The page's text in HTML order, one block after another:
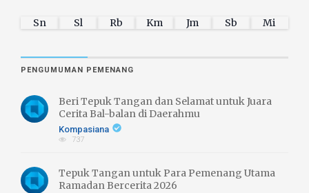
Sn Sl Rb Km Jm Sb Mi
PENGUMUMAN PEMENANG
Beri Tepuk Tangan dan Selamat untuk Juara
Cerita Bal-balan di Daerahmu
Kompasiana
737
Tepuk Tangan untuk Para Pemenang Utama
Ramadan Bercerita 2026